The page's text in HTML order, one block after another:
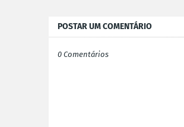
POSTAR UM COMENTÁRIO
0 Comentários